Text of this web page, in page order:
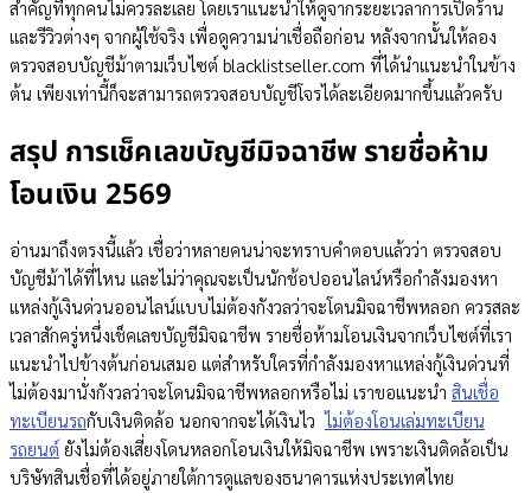
สำคัญที่ทุกคนไม่ควรละเลย โดยเราแนะนำให้ดูจากระยะเวลาการเปิดร้าน
และรีวิวต่างๆ จากผู้ใช้จริง เพื่อดูความน่าเชื่อถือก่อน หลังจากนั้นให้ลอง
ตรวจสอบบัญชีม้าตามเว็บไซต์ blacklistseller.com ที่ได้นำแนะนำในข้าง
ต้น เพียงเท่านี้ก็จะสามารถตรวจสอบบัญชีโจรได้ละเอียดมากขึ้นแล้วครับ
สรุป การเช็คเลขบัญชีมิจฉาชีพ รายชื่อห้าม
โอนเงิน 2569
อ่านมาถึงตรงนี้แล้ว เชื่อว่าหลายคนน่าจะทราบคำตอบแล้วว่า ตรวจสอบ
บัญชีม้าได้ที่ไหน และไม่ว่าคุณจะเป็นนักช้อปออนไลน์หรือกำลังมองหา
แหล่งกู้เงินด่วนออนไลน์แบบไม่ต้องกังวลว่าจะโดนมิจฉาชีพหลอก ควรสละ
เวลาสักครู่หนึ่งเช็คเลขบัญชีมิจฉาชีพ รายชื่อห้ามโอนเงินจากเว็บไซต์ที่เรา
แนะนำไปข้างต้นก่อนเสมอ แต่สำหรับใครที่กำลังมองหาแหล่งกู้เงินด่วนที่
ไม่ต้องมานั่งกังวลว่าจะโดนมิจฉาชีพหลอกหรือไม่ เราขอแนะนำ สินเชื่อ
ทะเบียนรถกับเงินติดล้อ นอกจากจะได้เงินไว ไม่ต้องโอนเล่มทะเบียน
รถยนต์ ยังไม่ต้องเสี่ยงโดนหลอกโอนเงินให้มิจฉาชีพ เพราะเงินติดล้อเป็น
บริษัทสินเชื่อที่ได้อยู่ภายใต้การดูแลของธนาคารแห่งประเทศไทย